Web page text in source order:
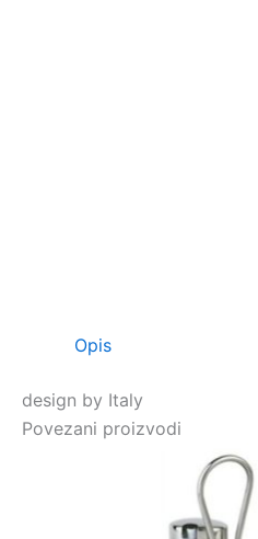
Opis
design by Italy
Povezani proizvodi